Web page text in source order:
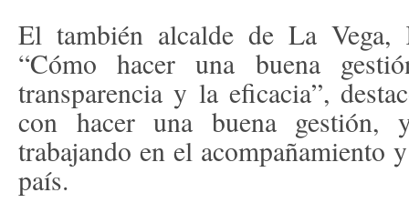
El también alcalde de La
“Cómo hacer una buena
transparencia y la eficacia”,
con hacer una buena gestión,
trabajando en el acompañamiento
país.